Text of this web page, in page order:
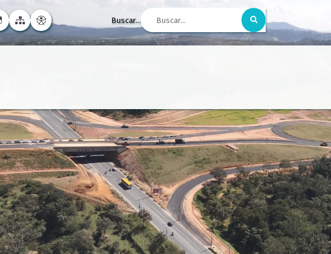
Buscar...